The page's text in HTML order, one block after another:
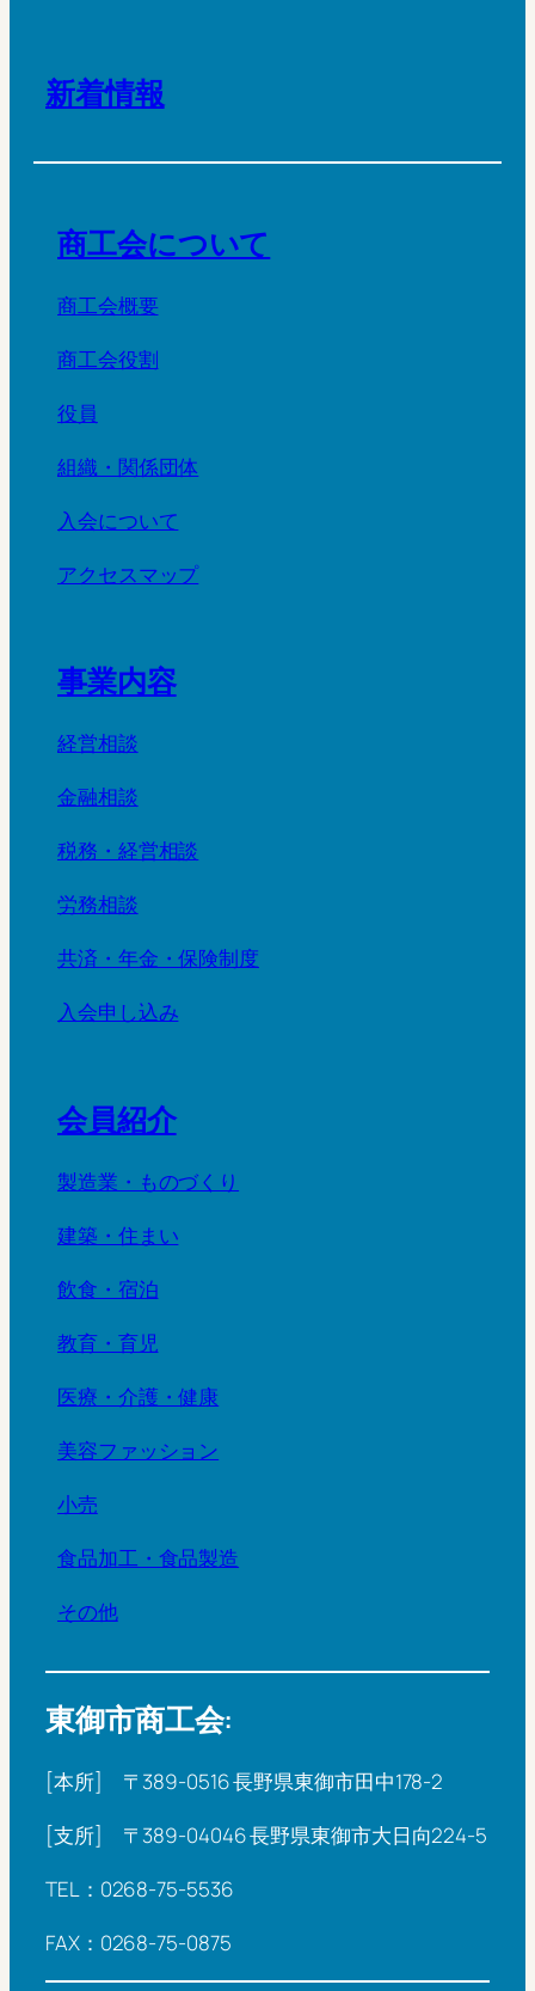
新着情報
商工会について
商工会概要
商工会役割
役員
組織・関係団体
入会について
アクセスマップ
事業内容
経営相談
金融相談
税務・経営相談
労務相談
共済・年金・保険制度
入会申し込み
会員紹介
製造業・ものづくり
建築・住まい
飲食・宿泊
教育・育児
医療・介護・健康
美容ファッション
小売
食品加工・食品製造
その他
東御市商工会:
[本所] 〒389-0516 長野県東御市田中178-2
[支所] 〒389-04046 長野県東御市大日向224-5
TEL：0268-75-5536
FAX：0268-75-0875